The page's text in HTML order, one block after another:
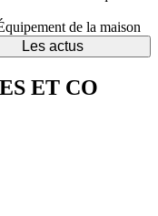
de la maison
Les actus
ET CO